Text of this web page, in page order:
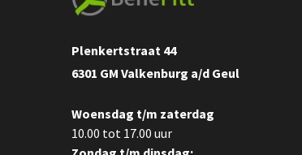
Plenkertstraat 44
6301 GM Valkenburg a/d Geul
Woensdag t/m zaterdag
10.00 tot 17.00 uur